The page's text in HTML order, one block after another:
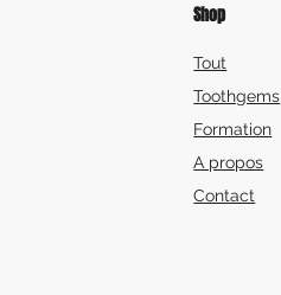
Shop
Tout
Toothgems
Formation
A propos
Contact